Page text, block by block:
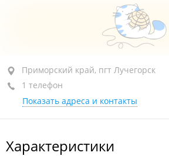
Приморский край, пгт Лучегорск, пр-д
Автотранспортный, 15
+7 (423-57) 3-62-62
круглосуточно
Приморский край, пгт Лучегорск
1 телефон
Показать адреса и контакты
Характеристики